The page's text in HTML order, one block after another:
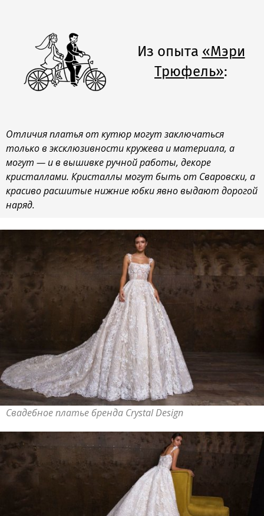
Из опыта «Мэри
Трюфель»:
Отличия платья от кутюр могут заключаться
только в эксклюзивности кружева и материала, а
могут — и в вышивке ручной работы, декоре
кристаллами. Кристаллы могут быть от Сваровски, а
красиво расшитые нижние юбки явно выдают дорогой
наряд.
Свадебное платье бренда Crystal Design